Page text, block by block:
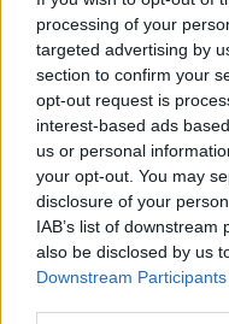
processing of your
targeted advertising by
section to confirm your
opt-out request is
interest-based ads
us or personal
your opt-out. You may
disclosure of your
IAB’s list of
also be disclosed by us
Downstream Participants
Είσοδος της γαλλικής
– Κύπρου
Coca-Cola HBC: Άνοδος
στα καθαρά κέρδη του α΄
εξαμήνου – Στα 524,4 εκατ.
ευρώ
Η συμφωνία Arval-Athlon